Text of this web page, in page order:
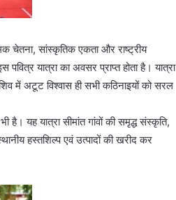
चेतना, सांस्कृतिक एकता और राष्ट्रीय
यात्रा का अवसर प्राप्त होता है। यात्रा
में अटूट विश्वास ही सभी कठिनाइयों को सरल
है। यह यात्रा सीमांत गांवों की समृद्ध संस्कृति,
हस्तशिल्प एवं उत्पादों की खरीद कर